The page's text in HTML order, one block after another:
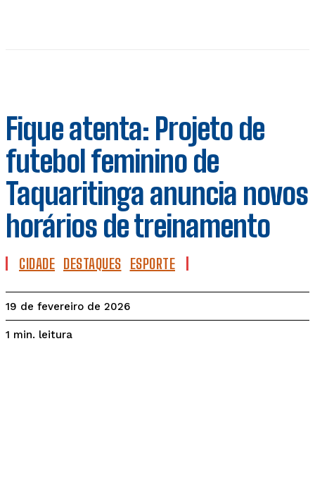
Fique atenta: Projeto de
futebol feminino de
Taquaritinga anuncia novos
horários de treinamento
CIDADE DESTAQUES ESPORTE
19 de fevereiro de 2026
1 min. leitura